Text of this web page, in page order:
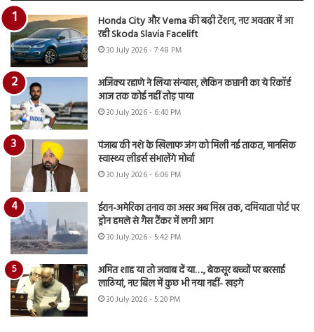
Honda City और Verna की बढ़ी टेंशन, नए अवतार में आ
रही Skoda Slavia Facelift
30 July 2026 - 7:48 PM
अजिंक्य रहाणे ने लिया संन्यास, लेकिन कप्तानी का ये रिकॉर्ड
आज तक कोई नहीं तोड़ पाया
30 July 2026 - 6:40 PM
पंजाब की नशे के खिलाफ जंग को मिली नई ताकत, मानसिक
स्वास्थ्य लीडर्स संभालेंगे मोर्चा
30 July 2026 - 6:06 PM
ईरान-अमेरिका तनाव का असर अब मिस्र तक, दमियाता पोर्ट पर
ड्रोन हमले से गैस टैंकर में लगी आग
30 July 2026 - 5:42 PM
अमित शाह या तो जवाब दें या…., बेकसूर बच्चों पर बरसाई
लाठियां, नए बिल में कुछ भी नया नहीं- खड़गे
30 July 2026 - 5:20 PM